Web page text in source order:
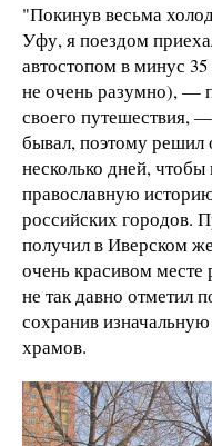
"Покинув весьма
Уфу, я поездом
автостопом в минус
не очень разумно), —
своего путешествия,
бывал, поэтому решил
несколько дней, чтобы
православную
российских городов.
получил в Иверском
очень красивом
не так давно отметил
сохранив
храмов.